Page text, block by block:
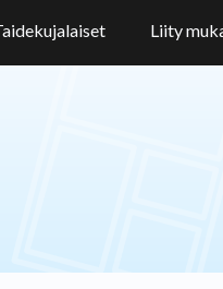
Liity